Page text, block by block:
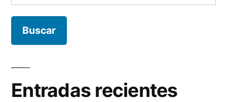
para
Entradas recientes